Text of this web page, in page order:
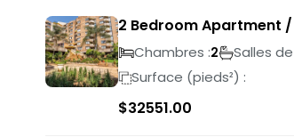
2 Bedroom Apartment /
Pretoria Central
Chambres :2 Salles
Surface (pieds²) :
$32551.00